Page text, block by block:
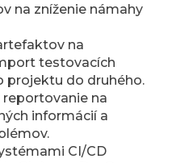
na zníženie námahy
na
testovacích
projektu do druhého.
na
informácií a
CI/CD